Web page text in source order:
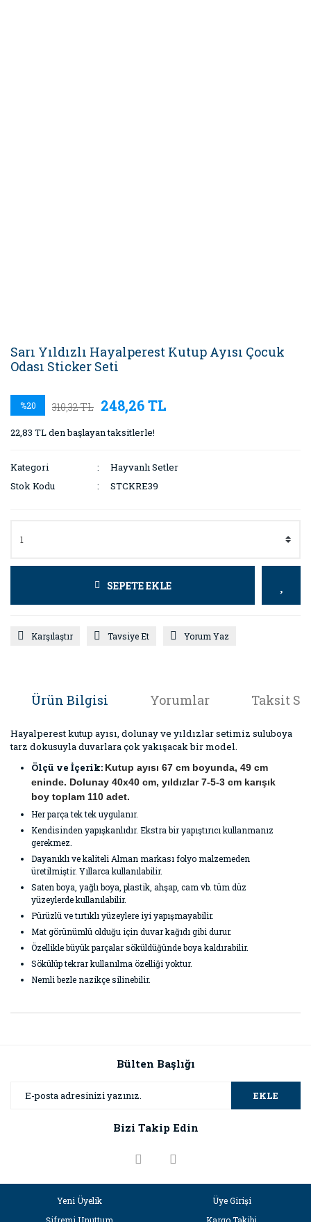
Sarı Yıldızlı Hayalperest Kutup Ayısı Çocuk
Odası Sticker Seti
%20 310,32 TL 248,26 TL
22,83 TL den başlayan taksitlerle!
Kategori
Hayvanlı Setler
Stok Kodu
STCKRE39
SEPETE EKLE
Karşılaştır Tavsiye Et Yorum Yaz
Ürün Bilgisi Yorumlar Taksit
Hayalperest kutup ayısı, dolunay ve yıldızlar setimiz suluboya
tarz dokusuyla duvarlara çok yakışacak bir model.
Ölçü ve İçerik: Kutup ayısı 67 cm boyunda, 49 cm
eninde. Dolunay 40x40 cm, yıldızlar 7-5-3 cm karışık
boy toplam 110 adet.
Her parça tek tek uygulanır.
Kendisinden yapışkanlıdır. Ekstra bir yapıştırıcı kullanmanız
gerekmez.
Dayanıklı ve kaliteli Alman markası folyo malzemeden
üretilmiştir. Yıllarca kullanılabilir.
Saten boya, yağlı boya, plastik, ahşap, cam vb. tüm düz
yüzeylerde kullanılabilir.
Pürüzlü ve tırtıklı yüzeylere iyi yapışmayabilir.
Mat görünümlü olduğu için duvar kağıdı gibi durur.
Özellikle büyük parçalar söküldüğünde boya kaldırabilir.
Sökülüp tekrar kullanılma özelliği yoktur.
Nemli bezle nazikçe silinebilir.
Görüş ve önerileriniz için teşekkür ederiz.
Ürün resmi kalitesiz, bozuk veya görüntülenemiyor.
Ürün bilgilerinde hatalar bulunuyor.
Bülten Başlığı
EKLE
Bizi Takip Edin
Yeni Üyelik
Üye Girişi